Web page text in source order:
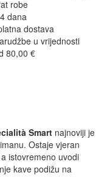
robe
dana
dostava
u vrijednosti
80,00 €
Smart najnoviji je
Ostaje vjeran
a istovremeno uvodi
kave podižu na